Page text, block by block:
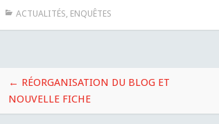
ACTUALITÉS, ENQUÊTES
Navigation
des
← RÉORGANISATION DU BLOG ET
NOUVELLE FICHE